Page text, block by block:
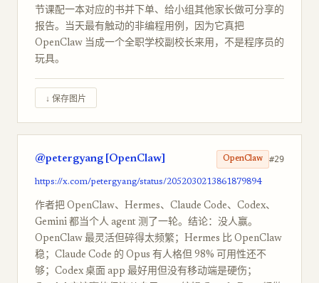
节课配一本对应的书并下单、给小组其他家长做可分享的
报告。当天最有触动的非编程用例，因为它真把
OpenClaw 当成一个全职学校副校长来用，不是程序员的
玩具。
↓ 保存图片
@petergyang [OpenClaw] OpenClaw #29
https://x.com/petergyang/status/2052030213861879894
作者把 OpenClaw、Hermes、Claude Code、Codex、
Gemini 都当个人 agent 测了一轮。结论：没人赢。
OpenClaw 最灵活但碎得太频繁；Hermes 比 OpenClaw
稳；Claude Code 的 Opus 有人格但 98% 可用性还不
够；Codex 桌面 app 最好用但没有移动端是硬伤；